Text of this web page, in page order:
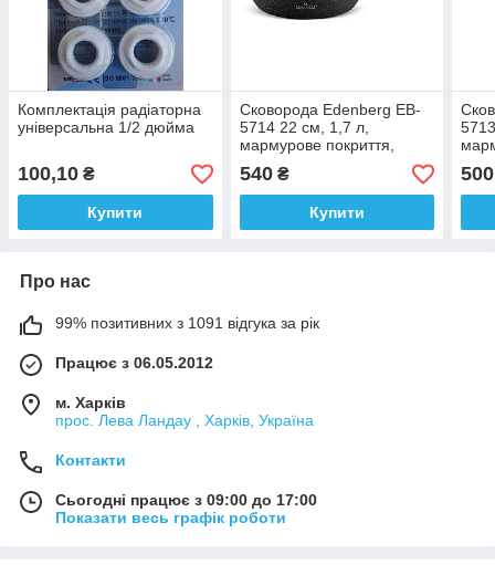
Комплектація радіаторна
універсальна 1/2 дюйма
100,10 ₴
Купити
Сковорода Edenberg EB-
5714 22 см, 1,7 л,
мармурове покриття,
скляна кришка, глибока
сковорода
540₴
Купити
500
Про нас
99% позитивних з 1091 відгука за рік
Працює з 06.05.2012
м. Харків
прос. Лева Ландау , Харків, Україна
Контакти
Сьогодні працює з 09:00 до 17:00
Показати весь графік роботи